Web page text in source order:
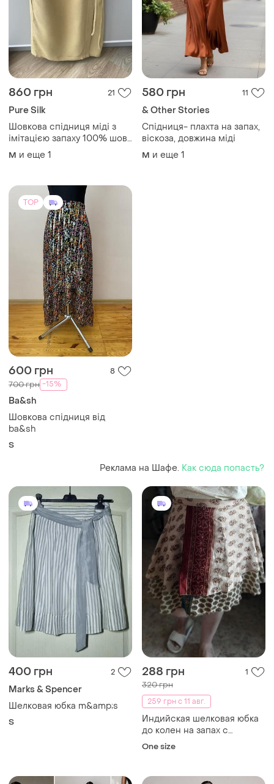
860 грн 21
Pure Silk
Шовкова спідниця міді з
імітацією запаху 100% шовк
натуральний, розмір 46 (m-
l)
M и еще 1
580 грн 11
& Other Stories
Спідниця- плахта на запах,
віскоза, довжина міді
M и еще 1
TOP
600 грн 8
700 грн -15%
Ba&sh
Шовкова спідниця від
ba&sh
S
Реклама на Шафе. Как сюда попасть?
400 грн 2
Marks & Spencer
Шелковая юбка m&amp;s
S
288 грн 1
320 грн
259 грн с 11 авг.
Индийская шелковая юбка
до колен на запах с
завязками батал
One size